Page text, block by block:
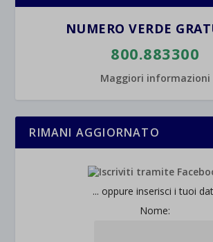
NUMERO VERDE
800.883300
Maggiori informazioni
RIMANI AGGIORNATO
... oppure inserisci i tuoi
Nome: